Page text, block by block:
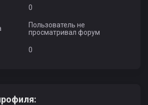
0
Пользователь не
просматривал форум
0